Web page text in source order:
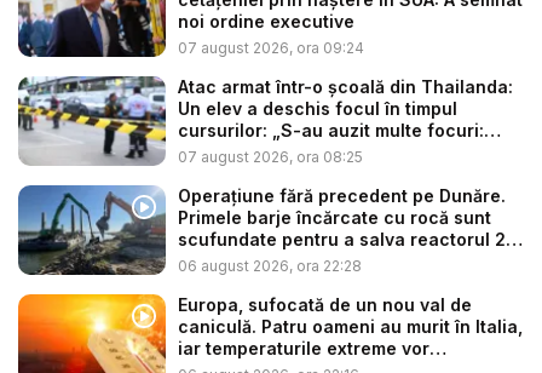
noi ordine executive
07 august 2026, ora 09:24
Atac armat într-o școală din Thailanda:
Un elev a deschis focul în timpul
cursurilor: „S-au auzit multe focuri:
ba...
07 august 2026, ora 08:25
Operațiune fără precedent pe Dunăre.
Primele barje încărcate cu rocă sunt
scufundate pentru a salva reactorul 2
...
06 august 2026, ora 22:28
Europa, sufocată de un nou val de
caniculă. Patru oameni au murit în Italia,
iar temperaturile extreme vor